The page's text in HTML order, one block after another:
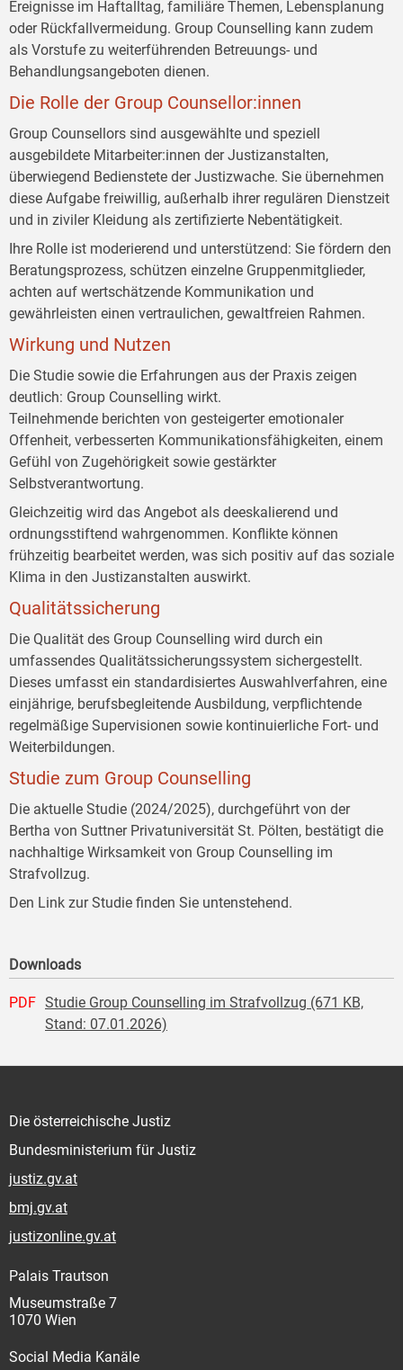
Ereignisse im Haftalltag, familiäre Themen, Lebensplanung
oder Rückfallvermeidung. Group Counselling kann zudem
als Vorstufe zu weiterführenden Betreuungs- und
Behandlungsangeboten dienen.
Die Rolle der Group Counsellor:innen
Group Counsellors sind ausgewählte und speziell
ausgebildete Mitarbeiter:innen der Justizanstalten,
überwiegend Bedienstete der Justizwache. Sie übernehmen
diese Aufgabe freiwillig, außerhalb ihrer regulären Dienstzeit
und in ziviler Kleidung als zertifizierte Nebentätigkeit.
Ihre Rolle ist moderierend und unterstützend: Sie fördern den
Beratungsprozess, schützen einzelne Gruppenmitglieder,
achten auf wertschätzende Kommunikation und
gewährleisten einen vertraulichen, gewaltfreien Rahmen.
Wirkung und Nutzen
Die Studie sowie die Erfahrungen aus der Praxis zeigen
deutlich: Group Counselling wirkt.
Teilnehmende berichten von gesteigerter emotionaler
Offenheit, verbesserten Kommunikationsfähigkeiten, einem
Gefühl von Zugehörigkeit sowie gestärkter
Selbstverantwortung.
Gleichzeitig wird das Angebot als deeskalierend und
ordnungsstiftend wahrgenommen. Konflikte können
frühzeitig bearbeitet werden, was sich positiv auf das soziale
Klima in den Justizanstalten auswirkt.
Qualitätssicherung
Die Qualität des Group Counselling wird durch ein
umfassendes Qualitätssicherungssystem sichergestellt.
Dieses umfasst ein standardisiertes Auswahlverfahren, eine
einjährige, berufsbegleitende Ausbildung, verpflichtende
regelmäßige Supervisionen sowie kontinuierliche Fort- und
Weiterbildungen.
Studie zum Group Counselling
Die aktuelle Studie (2024/2025), durchgeführt von der
Bertha von Suttner Privatuniversität St. Pölten, bestätigt die
nachhaltige Wirksamkeit von Group Counselling im
Strafvollzug.
Den Link zur Studie finden Sie untenstehend.
Downloads
PDF Studie Group Counselling im Strafvollzug (671 KB,
Stand: 07.01.2026)
Die österreichische Justiz
Bundesministerium für Justiz
justiz.gv.at
bmj.gv.at
justizonline.gv.at
Palais Trautson
Museumstraße 7
1070 Wien
Social Media Kanäle